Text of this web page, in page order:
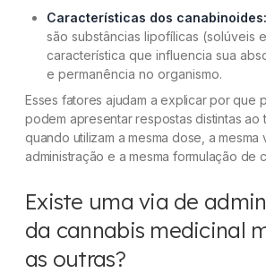
Características dos canabinoides:
são substâncias lipofílicas (solúveis
característica que influencia sua
e permanência no organismo.
Esses fatores ajudam a explicar por que
podem apresentar respostas distintas ao
quando utilizam a mesma dose, a mesma
administração e a mesma formulação de
Existe uma via de
da cannabis medicinal
as outras?